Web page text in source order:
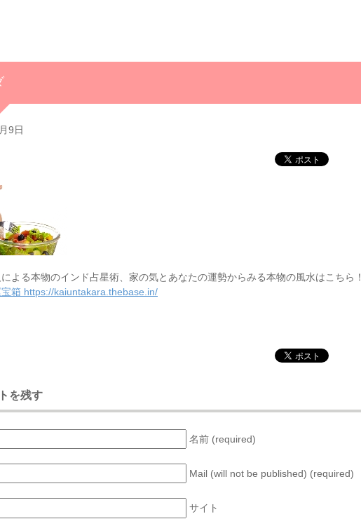
9日
よる本物のインド占星術、家の気とあなたの運勢からみる本物の風水はこちら！
宝箱 https://kaiuntakara.thebase.in/
を残す
名前 (required)
Mail (will not be published) (required)
サイト